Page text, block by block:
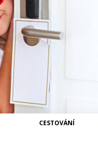
CESTOVÁNÍ